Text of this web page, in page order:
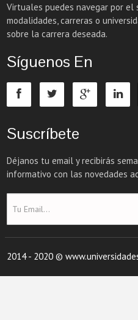
Virtuales puedes navegar por
modalidades, carreras o
sobre la carrera deseada.
Síguenos En
Suscríbete
Déjanos tu email y recibirás
informativo con las novedades
2014 - 2020 ©